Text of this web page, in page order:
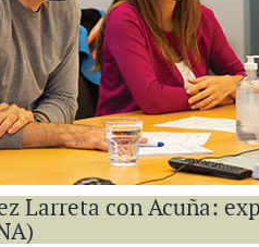
Larreta con Acuña: